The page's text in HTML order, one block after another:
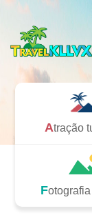
Atração